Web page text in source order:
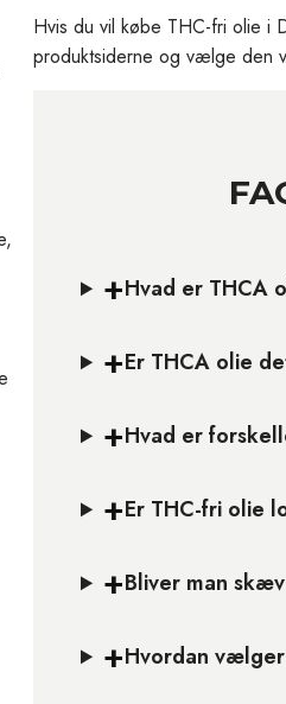
Hvis du vil købe THC-fri olie i
produktsiderne og vælge den
+Hvad er THCA
+Er THCA olie
+Hvad er
+Er THC-fri olie
+Bliver man
+Hvordan